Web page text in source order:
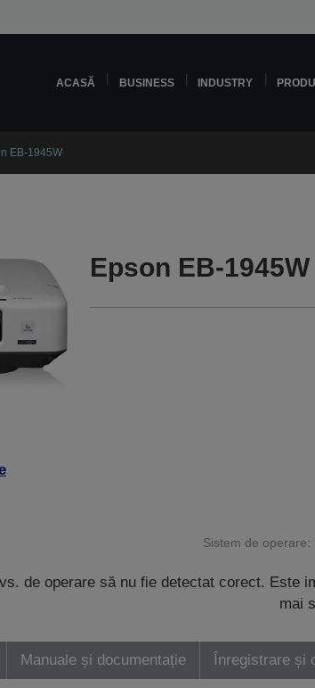
ACASĂ BUSINESS INDUSTRY
EB-1945W
Epson EB-
Sistem de operare:
de operare să nu fie detectat corect. Este
mai
Manuale și documentație Înregistrare și